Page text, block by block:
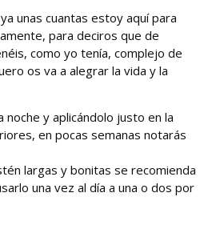
unas cuantas estoy aquí para
para deciros que de
como yo tenía, complejo de
os va a alegrar la vida y la
noche y aplicándolo justo en la
en pocas semanas notarás
largas y bonitas se recomienda
una vez al día a una o dos por